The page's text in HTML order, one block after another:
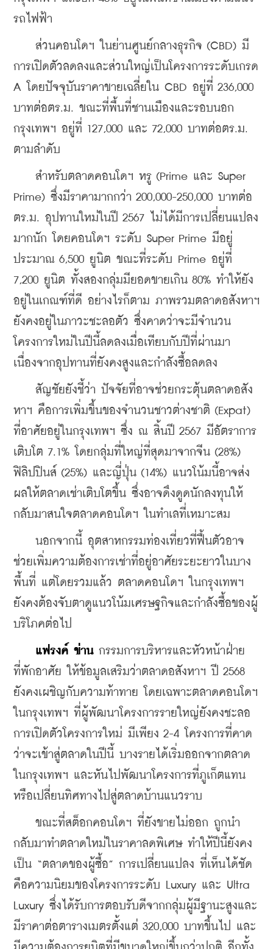
รถไฟฟ้า
ส่วนคอนโดฯ ในย่านศูนย์กลางธุรกิจ (CBD) มี
การเปิดตัวลดลงและส่วนใหญ่เป็นโครงการระดับเกรด
A โดยปัจจุบันราคาขายเฉลี่ยใน CBD อยู่ที่ 236,000
บาทต่อตร.ม. ขณะที่พื้นที่ชานเมืองและรอบนอก
กรุงเทพฯ อยู่ที่ 127,000 และ 72,000 บาทต่อตร.ม.
ตามลำดับ
สำหรับตลาดคอนโดฯ หรู (Prime และ Super
Prime) ซึ่งมีราคามากกว่า 200,000-250,000 บาทต่อ
ตร.ม. อุปทานใหม่ในปี 2567 ไม่ได้มีการเปลี่ยนแปลง
มากนัก โดยคอนโดฯ ระดับ Super Prime มีอยู่
ประมาณ 6,500 ยูนิต ขณะที่ระดับ Prime อยู่ที่
7,200 ยูนิต ทั้งสองกลุ่มมียอดขายเกิน 80% ทำให้ยัง
อยู่ในเกณฑ์ที่ดี อย่างไรก็ตาม ภาพรวมตลาดอสังหาฯ
ยังคงอยู่ในภาวะชะลอตัว ซึ่งคาดว่าจะมีจำนวน
โครงการใหม่ในปีนี้ลดลงเมื่อเทียบกับปีที่ผ่านมา
เนื่องจากอุปทานที่ยังคงสูงและกำลังซื้อลดลง
สัญชัยยังชี้ว่า ปัจจัยที่อาจช่วยกระตุ้นตลาดอสัง
หาฯ คือการเพิ่มขึ้นของจำนวนชาวต่างชาติ (Expat)
ที่อาศัยอยู่ในกรุงเทพฯ ซึ่ง ณ สิ้นปี 2567 มีอัตราการ
เติบโต 7.1% โดยกลุ่มที่ใหญ่ที่สุดมาจากจีน (28%)
ฟิลิปปินส์ (25%) และญี่ปุ่น (14%) แนวโน้มนี้อาจส่ง
ผลให้ตลาดเช่าเติบโตขึ้น ซึ่งอาจดึงดูดนักลงทุนให้
กลับมาสนใจตลาดคอนโดฯ ในทำเลที่เหมาะสม
นอกจากนี้ อุตสาหกรรมท่องเที่ยวที่ฟื้นตัวอาจ
ช่วยเพิ่มความต้องการเช่าที่อยู่อาศัยระยะยาวในบาง
พื้นที่ แต่โดยรวมแล้ว ตลาดคอนโดฯ ในกรุงเทพฯ
ยังคงต้องจับตาดูแนวโน้มเศรษฐกิจและกำลังซื้อของผู้
บริโภคต่อไป
แฟรงค์ ข่าน กรรมการบริหารและหัวหน้าฝ่าย
ที่พักอาศัย ให้ข้อมูลเสริมว่าตลาดอสังหาฯ ปี 2568
ยังคงเผชิญกับความท้าทาย โดยเฉพาะตลาดคอนโดฯ
ในกรุงเทพฯ ที่ผู้พัฒนาโครงการรายใหญ่ยังคงชะลอ
การเปิดตัวโครงการใหม่ มีเพียง 2-4 โครงการที่คาด
ว่าจะเข้าสู่ตลาดในปีนี้ บางรายได้เริ่มออกจากตลาด
ในกรุงเทพฯ และหันไปพัฒนาโครงการที่ภูเก็ตแทน
หรือเปลี่ยนทิศทางไปสู่ตลาดบ้านแนวราบ
ขณะที่สต็อกคอนโดฯ ที่ยังขายไม่ออก ถูกนำ
กลับมาทำตลาดใหม่ในราคาลดพิเศษ ทำให้ปีนี้ยังคง
เป็น “ตลาดของผู้ซื้อ” การเปลี่ยนแปลง ที่เห็นได้ชัด
คือความนิยมของโครงการระดับ Luxury และ Ultra
Luxury ซึ่งได้รับการตอบรับดีจากกลุ่มผู้มีฐานะสูงและ
มีราคาต่อตารางเมตรตั้งแต่ 320,000 บาทขึ้นไป และ